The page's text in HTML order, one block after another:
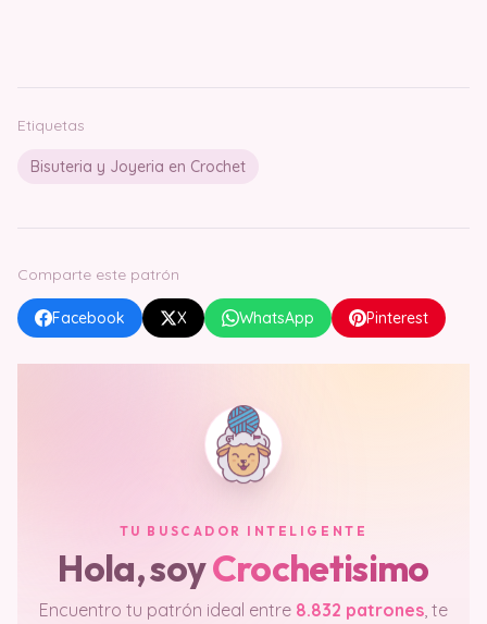
Etiquetas
Bisuteria y Joyeria en Crochet
Comparte este patrón
Facebook X WhatsApp Pinterest
TU BUSCADOR INTELIGENTE
Hola, soyCrochetisimo
Encuentro tu patrón ideal entre 8.832 patrones, te